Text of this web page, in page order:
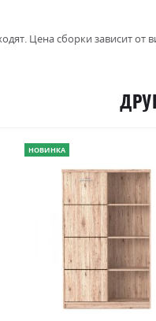
Цена сборки зависит от
НОВИНКА